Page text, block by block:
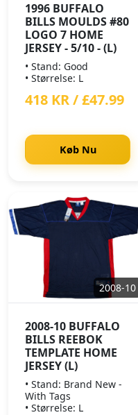
1996 BUFFALO
BILLS MOULDS #80
LOGO 7 HOME
JERSEY - 5/10 - (L)
• Stand: Good
• Størrelse: L
418 KR / £47.99
Køb Nu
2008-10
2008-10 BUFFALO
BILLS REEBOK
TEMPLATE HOME
JERSEY (L)
• Stand: Brand New -
With Tags
• Størrelse: L